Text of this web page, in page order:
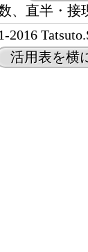
、直半・接
2016
活用表を横